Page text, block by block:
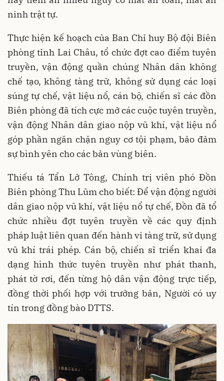
ninh trật tự.
Thực hiện kế hoạch của Ban Chỉ huy Bộ đội Biên
phòng tỉnh Lai Châu, tổ chức đợt cao điểm tuyên
truyền, vận động quần chúng Nhân dân không
chế tạo, không tàng trữ, không sử dụng các loại
súng tự chế, vật liệu nổ, cán bộ, chiến sĩ các đồn
Biên phòng đã tích cực mở các cuộc tuyên truyền,
vận động Nhân dân giao nộp vũ khí, vật liệu nổ
góp phần ngăn chặn nguy cơ tội phạm, bảo đảm
sự bình yên cho các bản vùng biên.
Thiếu tá Tẩn Lở Tông, Chính trị viên phó Đồn
Biên phòng Thu Lũm cho biết: Để vận động người
dân giao nộp vũ khí, vật liệu nổ tự chế, Đồn đã tổ
chức nhiều đợt tuyên truyền về các quy định
pháp luật liên quan đến hành vi tàng trữ, sử dụng
vũ khí trái phép. Cán bộ, chiến sĩ triển khai đa
dạng hình thức tuyên truyền như phát thanh,
phát tờ rơi, đến từng hộ dân vận động trực tiếp,
đồng thời phối hợp với trưởng bản, Người có uy
tín trong đồng bào DTTS.